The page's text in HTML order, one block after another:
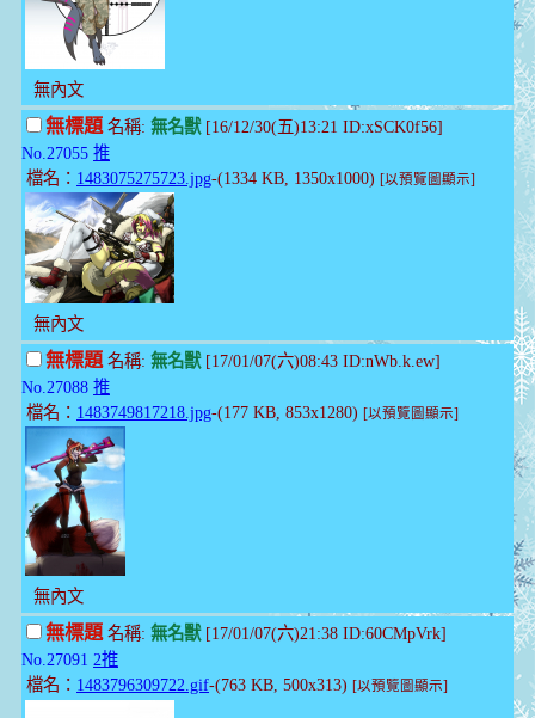
無內文
無標題名稱: 無名獸[16/12/30(五)13:21 ID:xSCK0f56]
No.27055 推
檔名： 1483075275723.jpg-(1334 KB, 1350x1000) [以預覽圖顯示]
無內文
無標題名稱: 無名獸[17/01/07(六)08:43 ID:nWb.k.ew]
No.27088 推
檔名： 1483749817218.jpg-(177 KB, 853x1280) [以預覽圖顯示]
無內文
無標題名稱: 無名獸[17/01/07(六)21:38 ID:60CMpVrk]
No.27091 2推
檔名： 1483796309722.gif-(763 KB, 500x313) [以預覽圖顯示]